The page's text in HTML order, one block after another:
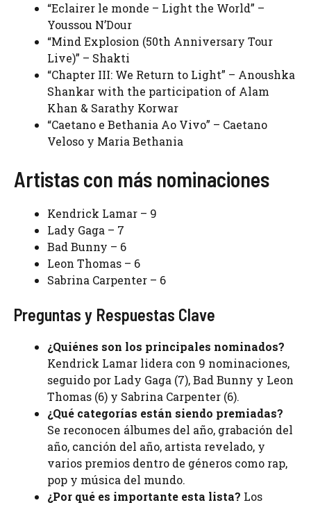
“Eclairer le monde – Light the World” –
Youssou N’Dour
“Mind Explosion (50th Anniversary Tour
Live)” – Shakti
“Chapter III: We Return to Light” – Anoushka
Shankar with the participation of Alam
Khan & Sarathy Korwar
“Caetano e Bethania Ao Vivo” – Caetano
Veloso y Maria Bethania
Artistas con más nominaciones
Kendrick Lamar – 9
Lady Gaga – 7
Bad Bunny – 6
Leon Thomas – 6
Sabrina Carpenter – 6
Preguntas y Respuestas Clave
¿Quiénes son los principales nominados?
Kendrick Lamar lidera con 9 nominaciones,
seguido por Lady Gaga (7), Bad Bunny y Leon
Thomas (6) y Sabrina Carpenter (6).
¿Qué categorías están siendo premiadas?
Se reconocen álbumes del año, grabación del
año, canción del año, artista revelado, y
varios premios dentro de géneros como rap,
pop y música del mundo.
¿Por qué es importante esta lista? Los